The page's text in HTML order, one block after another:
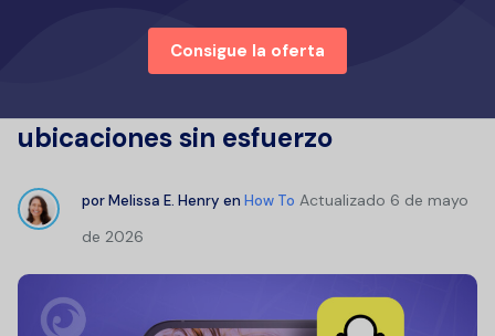
Consigue la oferta
Buscador de ubicaciones de
ubicaciones sin esfuerzo
porMelissa E. Henry en How To Actualizado 6 de mayo
de 2026